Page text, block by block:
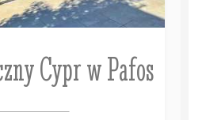
Cypr w Pafos